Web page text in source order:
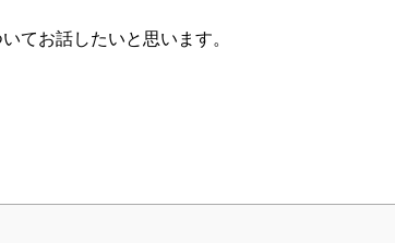
てお話したいと思います。